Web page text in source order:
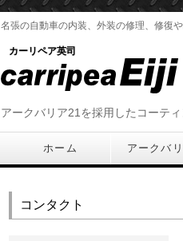
名張の自動車の内装、外装の修理、修復
カーリペア英司
アークバリア21を採用したコーテ
ホーム アークバ
コンタクト